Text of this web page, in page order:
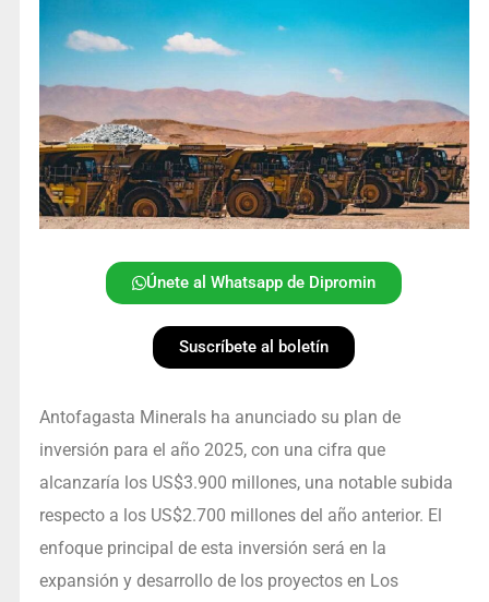
Únete al Whatsapp de Dipromin
Suscríbete al boletín
Antofagasta Minerals ha anunciado su plan de
inversión para el año 2025, con una cifra que
alcanzaría los US$3.900 millones, una notable subida
respecto a los US$2.700 millones del año anterior. El
enfoque principal de esta inversión será en la
expansión y desarrollo de los proyectos en Los